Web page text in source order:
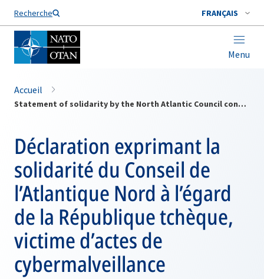
Recherche FRANÇAIS
Menu
Nom de famille*
Accueil
Statement of solidarity by the North Atlantic Council concerning the malicious cyber activities against the Czech Republic
Déclaration exprimant la
solidarité du Conseil de
l’Atlantique Nord à l’égard
de la République tchèque,
victime d’actes de
cybermalveillance